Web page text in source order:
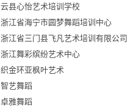
云县心怡艺术培训学校
浙江省海宁市圆梦舞蹈培训中心
浙江省三门县飞凡艺术培训有限公司
浙江舞彩缤纷艺术中心
织金环亚枫叶艺术
智艺舞蹈
卓雅舞蹈